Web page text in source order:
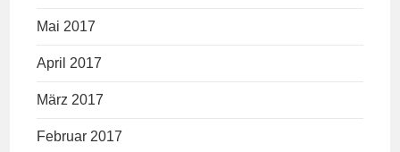
Mai 2017
April 2017
März 2017
Februar 2017